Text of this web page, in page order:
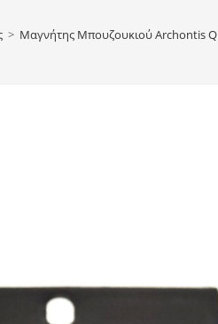
> Μαγνήτης Μπουζουκιού Archontis Q